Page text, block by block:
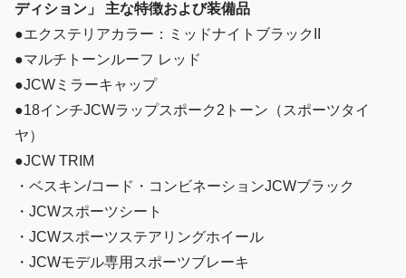
ディション」 主な特徴および装備品
●エクステリアカラー：ミッドナイトブラックII
●マルチトーンルーフ レッド
●JCWミラーキャップ
●18インチJCWラップスポーク2トーン（スポーツタイ
ヤ）
●JCW TRIM
・ベスキン/コード・コンビネーションJCWブラック
・JCWスポーツシート
・JCWスポーツステアリングホイール
・JCWモデル専用スポーツブレーキ